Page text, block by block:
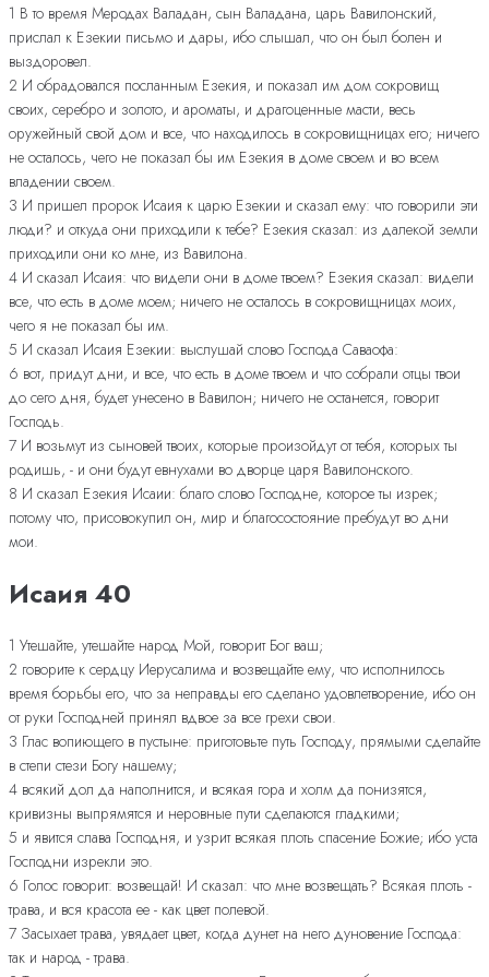
1 В то время Меродах Валадан, сын Валадана, царь Вавилонский,
прислал к Езекии письмо и дары, ибо слышал, что он был болен и
выздоровел.
2 И обрадовался посланным Езекия, и показал им дом сокровищ
своих, серебро и золото, и ароматы, и драгоценные масти, весь
оружейный свой дом и все, что находилось в сокровищницах его; ничего
не осталось, чего не показал бы им Езекия в доме своем и во всем
владении своем.
3 И пришел пророк Исаия к царю Езекии и сказал ему: что говорили эти
люди? и откуда они приходили к тебе? Езекия сказал: из далекой земли
приходили они ко мне, из Вавилона.
4 И сказал Исаия: что видели они в доме твоем? Езекия сказал: видели
все, что есть в доме моем; ничего не осталось в сокровищницах моих,
чего я не показал бы им.
5 И сказал Исаия Езекии: выслушай слово Господа Саваофа:
6 вот, придут дни, и все, что есть в доме твоем и что собрали отцы твои
до сего дня, будет унесено в Вавилон; ничего не останется, говорит
Господь.
7 И возьмут из сыновей твоих, которые произойдут от тебя, которых ты
родишь, - и они будут евнухами во дворце царя Вавилонского.
8 И сказал Езекия Исаии: благо слово Господне, которое ты изрек;
потому что, присовокупил он, мир и благосостояние пребудут во дни
мои.
Исаия 40
1 Утешайте, утешайте народ Мой, говорит Бог ваш;
2 говорите к сердцу Иерусалима и возвещайте ему, что исполнилось
время борьбы его, что за неправды его сделано удовлетворение, ибо он
от руки Господней принял вдвое за все грехи свои.
3 Глас вопиющего в пустыне: приготовьте путь Господу, прямыми сделайте
в степи стези Богу нашему;
4 всякий дол да наполнится, и всякая гора и холм да понизятся,
кривизны выпрямятся и неровные пути сделаются гладкими;
5 и явится слава Господня, и узрит всякая плоть спасение Божие; ибо уста
Господни изрекли это.
6 Голос говорит: возвещай! И сказал: что мне возвещать? Всякая плоть -
трава, и вся красота ее - как цвет полевой.
7 Засыхает трава, увядает цвет, когда дунет на него дуновение Господа:
так и народ - трава.